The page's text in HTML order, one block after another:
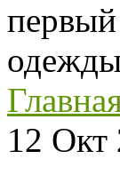
12 Окт